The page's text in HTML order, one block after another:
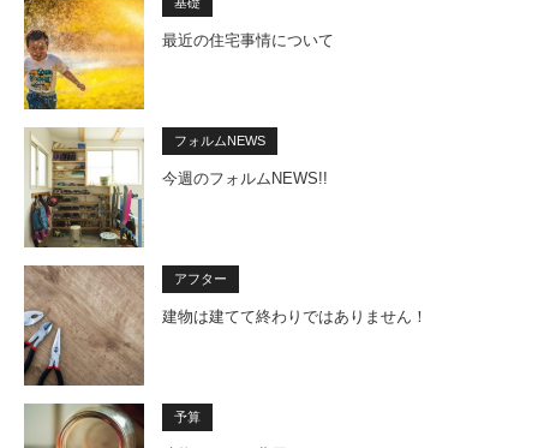
最近の住宅事情について
フォルムNEWS
今週のフォルムNEWS!!
アフター
建物は建てて終わりではありません！
予算